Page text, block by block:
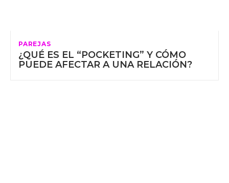
PAREJAS
¿QUÉ ES EL “POCKETING” Y CÓMO
PUEDE AFECTAR A UNA RELACIÓN?